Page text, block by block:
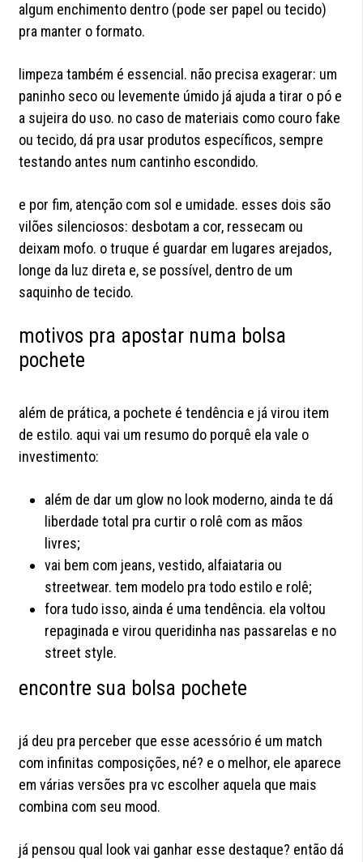
algum enchimento dentro (pode ser papel ou tecido)
pra manter o formato.
limpeza também é essencial. não precisa exagerar: um
paninho seco ou levemente úmido já ajuda a tirar o pó e
a sujeira do uso. no caso de materiais como couro fake
ou tecido, dá pra usar produtos específicos, sempre
testando antes num cantinho escondido.
e por fim, atenção com sol e umidade. esses dois são
vilões silenciosos: desbotam a cor, ressecam ou
deixam mofo. o truque é guardar em lugares arejados,
longe da luz direta e, se possível, dentro de um
saquinho de tecido.
motivos pra apostar numa bolsa
pochete
além de prática, a pochete é tendência e já virou item
de estilo. aqui vai um resumo do porquê ela vale o
investimento:
além de dar um glow no look moderno, ainda te dá
liberdade total pra curtir o rolê com as mãos
livres;
vai bem com jeans, vestido, alfaiataria ou
streetwear. tem modelo pra todo estilo e rolê;
fora tudo isso, ainda é uma tendência. ela voltou
repaginada e virou queridinha nas passarelas e no
street style.
encontre sua bolsa pochete
já deu pra perceber que esse acessório é um match
com infinitas composições, né? e o melhor, ele aparece
em várias versões pra vc escolher aquela que mais
combina com seu mood.
já pensou qual look vai ganhar esse destaque? então dá